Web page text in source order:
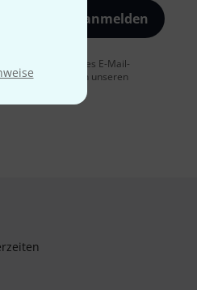
Jetzt anmelden
einer Messung des E-Mail-
finden Sie in unseren